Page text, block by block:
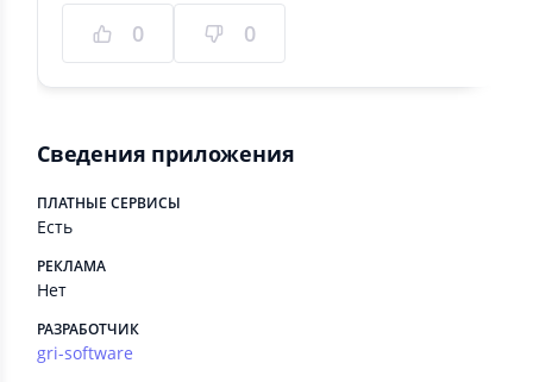
0 0
Сведения приложения
ПЛАТНЫЕ СЕРВИСЫ
Есть
РЕКЛАМА
Нет
РАЗРАБОТЧИК
gri-software